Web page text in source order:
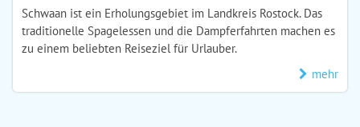
Schwaan ist ein Erholungsgebiet im Landkreis Rostock. Das
traditionelle Spagelessen und die Dampferfahrten machen es
zu einem beliebten Reiseziel für Urlauber.
mehr